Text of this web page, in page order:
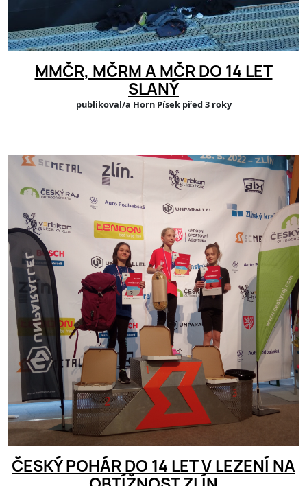
MMČR, MČRM A MČR DO 14 LET
SLANÝ
publikoval/a Horn Písek před 3 roky
ČESKÝ POHÁR DO 14 LET V LEZENÍ NA